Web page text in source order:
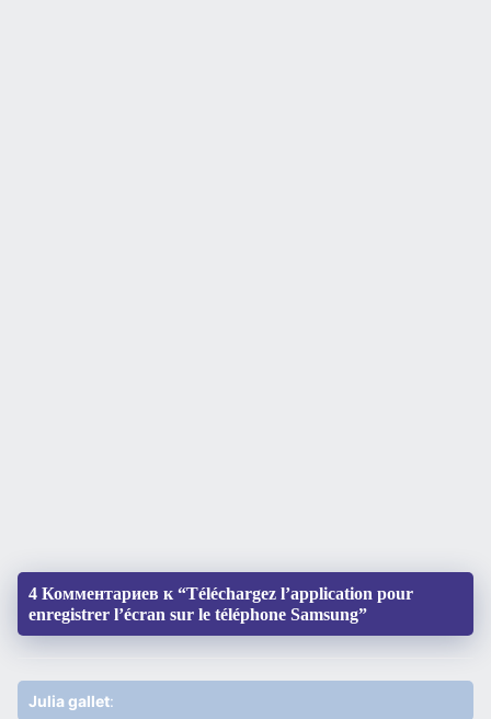
4 Комментариев к “Téléchargez l’application pour
enregistrer l’écran sur le téléphone Samsung”
Julia gallet: